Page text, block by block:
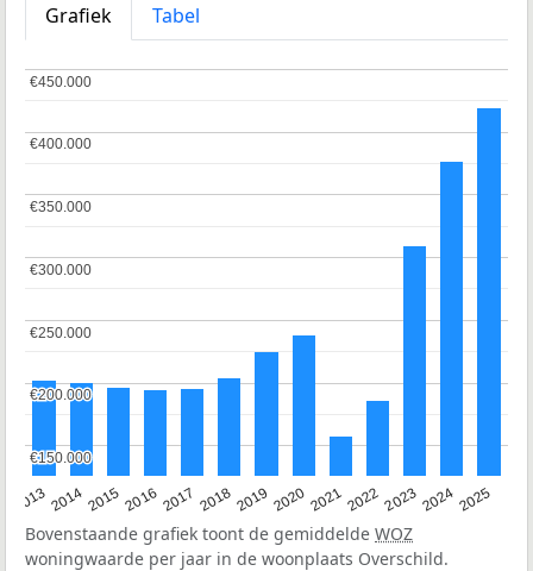
Grafiek
Tabel
20132014201520162017 20182019 202020212022202320242025
€150.000
€150.000
€200.000
€200.000
€250.000
€250.000
€300.000
€300.000
€350.000
€350.000
€400.000
€400.000
€450.000
€450.000
Bovenstaande grafiek toont de gemiddelde WOZ
woningwaarde per jaar in de woonplaats Overschild.